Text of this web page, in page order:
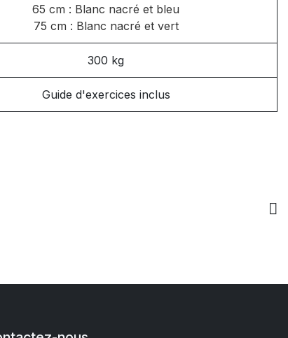
65 cm : Blanc nacré et bleu
75 cm : Blanc nacré et vert
300 kg
Guide d'exercices inclus